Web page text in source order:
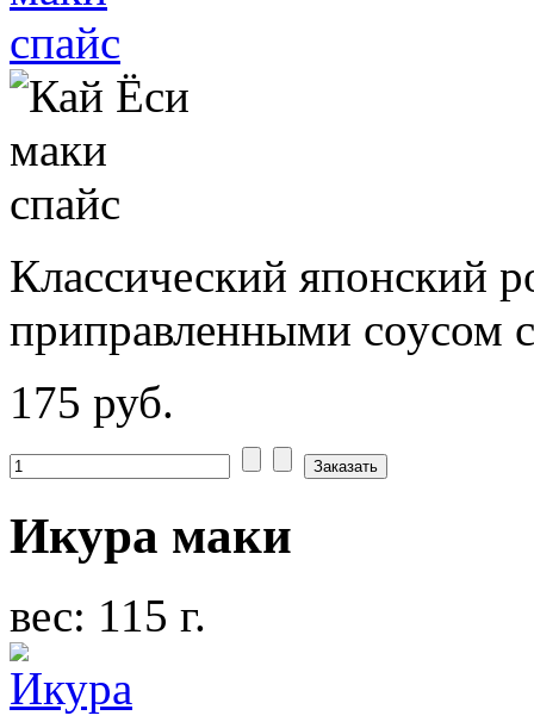
Классический японский
приправленными соусом
175 руб.
Икура маки
вес: 115 г.